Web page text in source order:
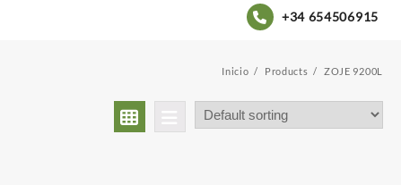
+34 654506915
Inicio Products ZOJE 9200L